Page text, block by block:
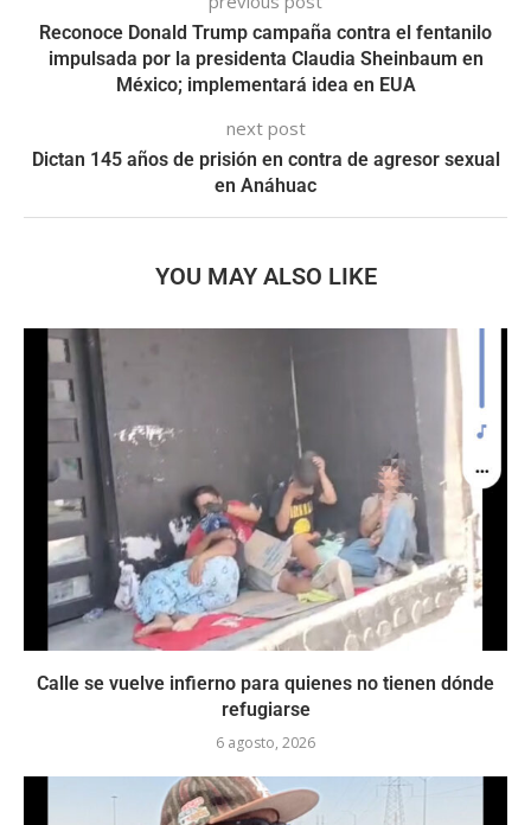
Reconoce Donald Trump campaña contra el fentanilo
impulsada por la presidenta Claudia Sheinbaum en
México; implementará idea en EUA
next post
Dictan 145 años de prisión en contra de agresor sexual
en Anáhuac
YOU MAY ALSO LIKE
Calle se vuelve infierno para quienes no tienen dónde
refugiarse
6 agosto, 2026